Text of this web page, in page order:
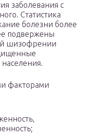
заболевания с
Статистика
болезни более
подвержены
шизофрении
факторами